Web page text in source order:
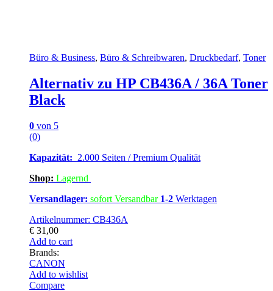
Büro & Business, Büro & Schreibwaren, Druckbedarf, Toner
Alternativ zu HP CB436A / 36A Toner
Black
0 von 5
(0)
Kapazität: 2.000 Seiten / Premium Qualität
Shop: Lagernd
Versandlager: sofort Versandbar 1-2 Werktagen
Artikelnummer: CB436A
€ 31,00
Add to cart
Brands:
CANON
Add to wishlist
Compare